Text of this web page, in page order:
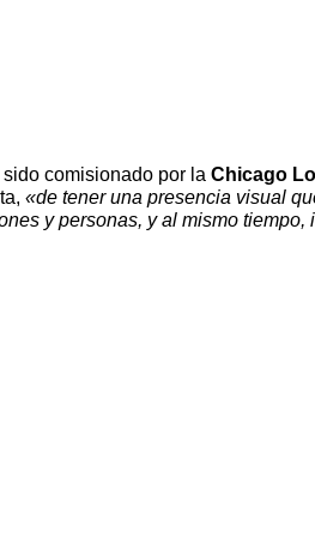
comisionado por la Chicago
«de tener una presencia visual
y personas, y al mismo tiempo,